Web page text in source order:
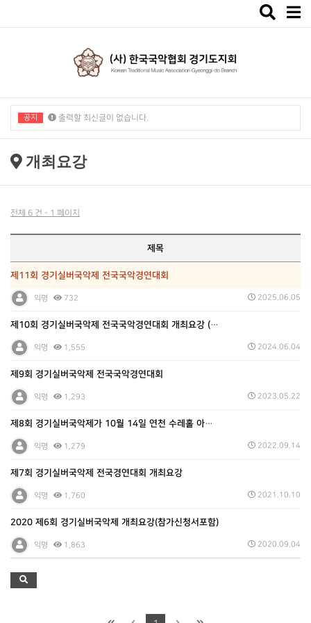
Toggle
공지 출력할 최신글이 없습니다.
출력할 최신글이 없습니다.
개최요강
전체 6 건 - 1 페이지
제목
제11회 경기실버국악제 전국국악경연대회
익명 732 2025.06.05
제10회 경기실버국악제 전국국악경연대회 개최요강 (2…
익명 1,555 2024.06.04
제9회 경기실버국악제 전국국악경연대회
익명 1,293 2023.05.22
제8회 경기실버국악제가 10월 14일 연천 수레홀 아트…
익명 1,279 2022.09.14
제7회 경기실버국악제 전국경연대회 개최요강
익명 1,760 2021.10.10
2020 제6회 경기실버국악제 개최요강(참가신청서포함)
익명 1,863 2020.09.04